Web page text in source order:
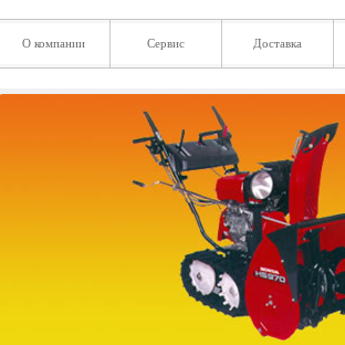
О компании Сервис Доставка